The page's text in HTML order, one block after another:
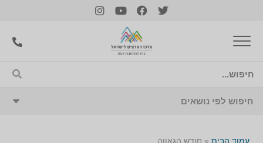
עמוד הבית » חודש הגאווה